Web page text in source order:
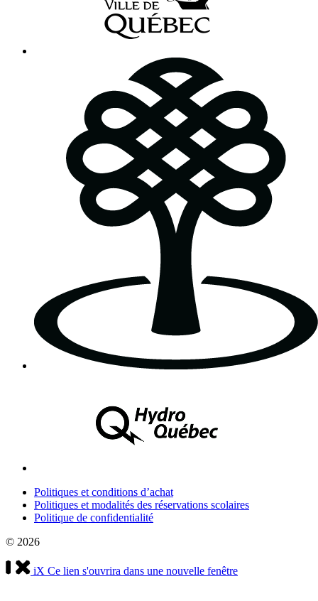
Politiques et conditions d’achat
Politiques et modalités des réservations scolaires
Politique de confidentialité
© 2026
iX Ce lien s'ouvrira dans une nouvelle fenêtre